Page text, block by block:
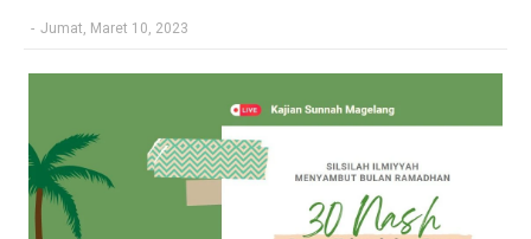
- Jumat, Maret 10, 2023